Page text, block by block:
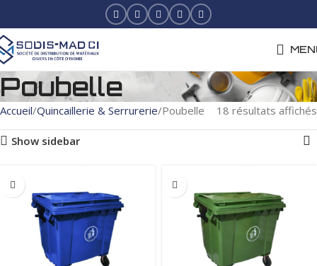
Poubelle
Accueil Quincaillerie & Serrurerie Poubelle 18 résultats affichés
Show sidebar